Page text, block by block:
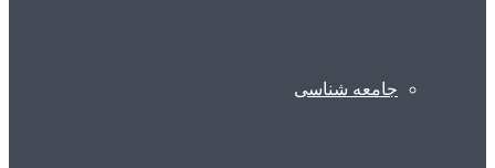
جامعه شناسی